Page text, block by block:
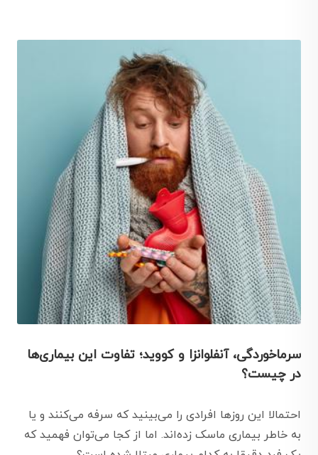
سرماخوردگی، آنفلوانزا و کووید؛ تفاوت این بیماری‌ها
در چیست؟
احتمالا این روزها افرادی را می‌بینید که سرفه می‌کنند و یا
به خاطر بیماری ماسک زده‌اند. اما از کجا می‌توان فهمید که